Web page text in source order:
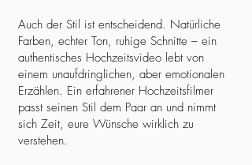
Auch der Stil ist entscheidend. Natürliche
Farben, echter Ton, ruhige Schnitte – ein
authentisches Hochzeitsvideo lebt von
einem unaufdringlichen, aber emotionalen
Erzählen. Ein erfahrener Hochzeitsfilmer
passt seinen Stil dem Paar an und nimmt
sich Zeit, eure Wünsche wirklich zu
verstehen.